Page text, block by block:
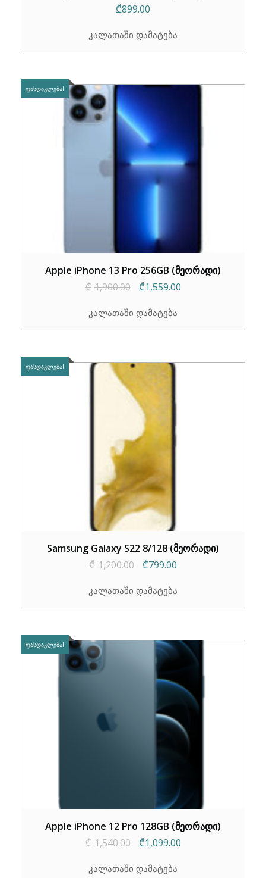
₾899.00
კალათაში დამატება
ᲤᲐᲡᲓᲐᲙᲚᲔᲑᲐ!
Apple iPhone 13 Pro 256GB (მეორადი)
₾ 1,900.00
Original
was:
₾1,559.00Current
კალათაში დამატება
ᲤᲐᲡᲓᲐᲙᲚᲔᲑᲐ!
Samsung Galaxy S22 8/128 (მეორადი)
₾ 1,200.00
Original
was:
₾799.00
is:
კალათაში დამატება
ᲤᲐᲡᲓᲐᲙᲚᲔᲑᲐ!
Apple iPhone 12 Pro 128GB (მეორადი)
₾ 1,540.00
Original
₾1,099.00Current
კალათაში დამატება